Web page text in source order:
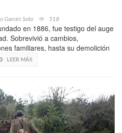
Garcés Soto 518
en 1886, fue testigo del auge
Sobrevivió a cambios,
familiares, hasta su demolición
LEER MÁS